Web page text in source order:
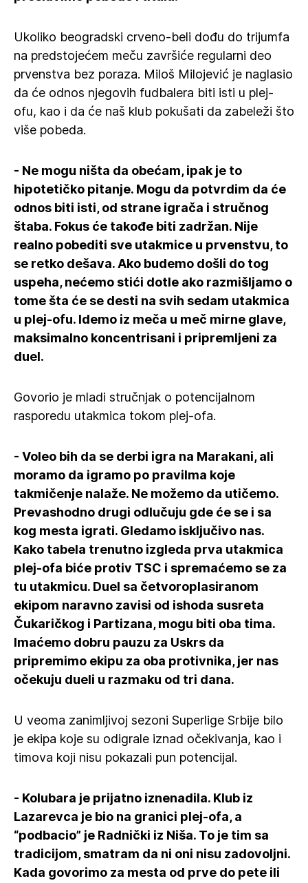
Ukoliko beogradski crveno-beli dođu do trijumfa
na predstojećem meču završiće regularni deo
prvenstva bez poraza. Miloš Milojević je naglasio
da će odnos njegovih fudbalera biti isti u plej-
ofu, kao i da će naš klub pokušati da zabeleži što
više pobeda.
- Ne mogu ništa da obećam, ipak je to
hipotetičko pitanje. Mogu da potvrdim da će
odnos biti isti, od strane igrača i stručnog
štaba. Fokus će takođe biti zadržan. Nije
realno pobediti sve utakmice u prvenstvu, to
se retko dešava. Ako budemo došli do tog
uspeha, nećemo stići dotle ako razmišljamo o
tome šta će se desti na svih sedam utakmica
u plej-ofu. Idemo iz meča u meč mirne glave,
maksimalno koncentrisani i pripremljeni za
duel.
Govorio je mladi stručnjak o potencijalnom
rasporedu utakmica tokom plej-ofa.
- Voleo bih da se derbi igra na Marakani, ali
moramo da igramo po pravilma koje
takmičenje nalaže. Ne možemo da utičemo.
Prevashodno drugi odlučuju gde će se i sa
kog mesta igrati. Gledamo isključivo nas.
Kako tabela trenutno izgleda prva utakmica
plej-ofa biće protiv TSC i spremaćemo se za
tu utakmicu. Duel sa četvoroplasiranom
ekipom naravno zavisi od ishoda susreta
Čukaričkog i Partizana, mogu biti oba tima.
Imaćemo dobru pauzu za Uskrs da
pripremimo ekipu za oba protivnika, jer nas
očekuju dueli u razmaku od tri dana.
U veoma zanimljivoj sezoni Superlige Srbije bilo
je ekipa koje su odigrale iznad očekivanja, kao i
timova koji nisu pokazali pun potencijal.
- Kolubara je prijatno iznenadila. Klub iz
Lazarevca je bio na granici plej-ofa, a
“podbacio” je Radnički iz Niša. To je tim sa
tradicijom, smatram da ni oni nisu zadovoljni.
Kada govorimo za mesta od prve do pete ili